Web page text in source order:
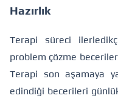
Hazırlık
Terapi süreci
problem çözme
Terapi son aşamaya
edindiği becerileri